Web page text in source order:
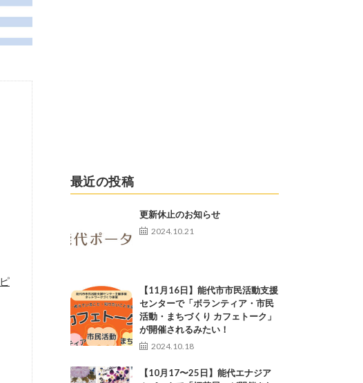
最近の投稿
更新休止のお知らせ
2024.10.21
【11月16日】能代市市民活動支援
センターで「ボランティア・市民
活動・まちづくり カフェトーク」
が開催されるみたい！
2024.10.18
【10月17〜25日】能代エナジア